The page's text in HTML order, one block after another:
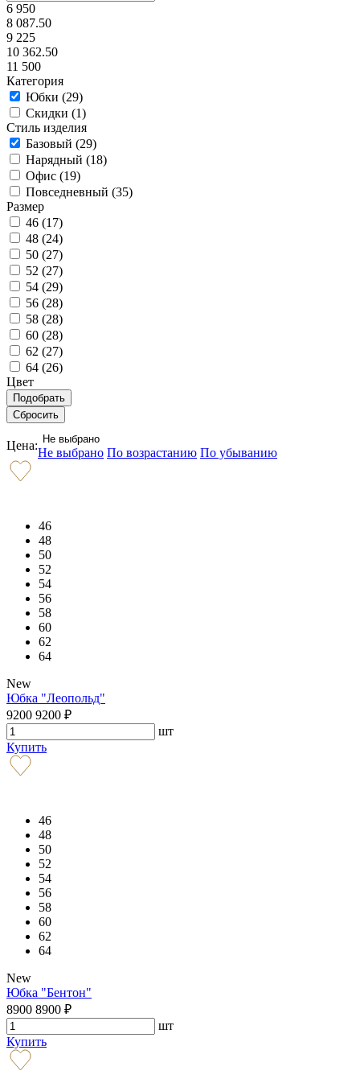
6 950
8 087.50
9 225
10 362.50
11 500
Категория
Юбки (29)
Скидки (1)
Стиль изделия
Базовый (29)
Нарядный (18)
Офис (19)
Повседневный (35)
Размер
46 (17)
48 (24)
50 (27)
52 (27)
54 (29)
56 (28)
58 (28)
60 (28)
62 (27)
64 (26)
Цвет
Цена: Не выбрано
Не выбрано По возрастанию По убыванию
46
48
50
52
54
56
58
60
62
64
New
Юбка "Леопольд"
9200 9200 ₽
шт
Купить
46
48
50
52
54
56
58
60
62
64
New
Юбка "Бентон"
8900 8900 ₽
шт
Купить